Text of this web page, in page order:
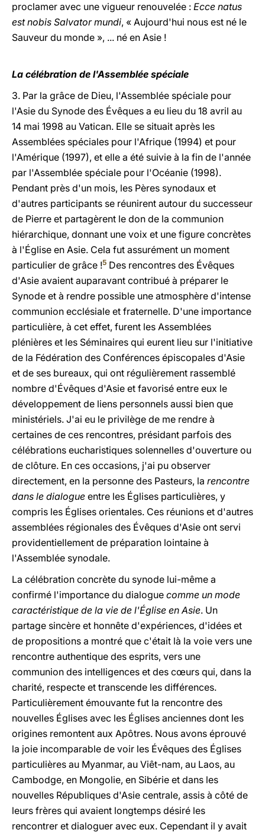
proclamer avec une vigueur renouvelée : Ecce natus
est nobis Salvator mundi, « Aujourd'hui nous est né le
Sauveur du monde », ... né en Asie !
La célébration de l'Assemblée spéciale
3. Par la grâce de Dieu, l'Assemblée spéciale pour
l'Asie du Synode des Évêques a eu lieu du 18 avril au
14 mai 1998 au Vatican. Elle se situait après les
Assemblées spéciales pour l'Afrique (1994) et pour
l'Amérique (1997), et elle a été suivie à la fin de l'année
par l'Assemblée spéciale pour l'Océanie (1998).
Pendant près d'un mois, les Pères synodaux et
d'autres participants se réunirent autour du successeur
de Pierre et partagèrent le don de la communion
hiérarchique, donnant une voix et une figure concrètes
à l'Église en Asie. Cela fut assurément un moment
particulier de grâce !5 Des rencontres des Évêques
d'Asie avaient auparavant contribué à préparer le
Synode et à rendre possible une atmosphère d'intense
communion ecclésiale et fraternelle. D'une importance
particulière, à cet effet, furent les Assemblées
plénières et les Séminaires qui eurent lieu sur l'initiative
de la Fédération des Conférences épiscopales d'Asie
et de ses bureaux, qui ont régulièrement rassemblé
nombre d'Évêques d'Asie et favorisé entre eux le
développement de liens personnels aussi bien que
ministériels. J'ai eu le privilège de me rendre à
certaines de ces rencontres, présidant parfois des
célébrations eucharistiques solennelles d'ouverture ou
de clôture. En ces occasions, j'ai pu observer
directement, en la personne des Pasteurs, la rencontre
dans le dialogue entre les Églises particulières, y
compris les Églises orientales. Ces réunions et d'autres
assemblées régionales des Évêques d'Asie ont servi
providentiellement de préparation lointaine à
l'Assemblée synodale.
La célébration concrète du synode lui-même a
confirmé l'importance du dialogue comme un mode
caractéristique de la vie de l'Église en Asie. Un
partage sincère et honnête d'expériences, d'idées et
de propositions a montré que c'était là la voie vers une
rencontre authentique des esprits, vers une
communion des intelligences et des cœurs qui, dans la
charité, respecte et transcende les différences.
Particulièrement émouvante fut la rencontre des
nouvelles Églises avec les Églises anciennes dont les
origines remontent aux Apôtres. Nous avons éprouvé
la joie incomparable de voir les Évêques des Églises
particulières au Myanmar, au Viêt-nam, au Laos, au
Cambodge, en Mongolie, en Sibérie et dans les
nouvelles Républiques d'Asie centrale, assis à côté de
leurs frères qui avaient longtemps désiré les
rencontrer et dialoguer avec eux. Cependant il y avait